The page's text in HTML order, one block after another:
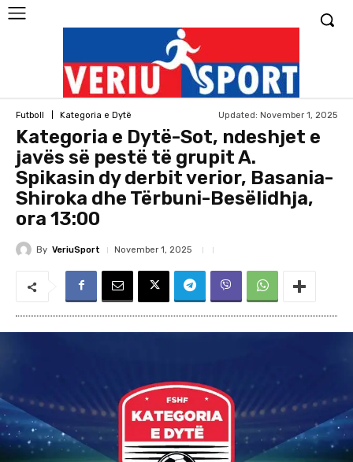
Futboll Kategoria e Dytë Updated: November 1, 2025
Kategoria e Dytë-Sot, ndeshjet e
javës së pestë të grupit A.
Spikasin dy derbit verior, Basania-
Shiroka dhe Tërbuni-Besëlidhja,
ora 13:00
By VeriuSport November 1, 2025